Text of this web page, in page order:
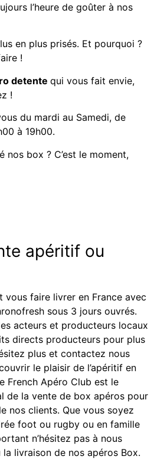
l’heure de goûter à nos
en plus prisés. Et pourquoi ?
!
detente qui vous fait envie,
!
du mardi au Samedi, de
à 19h00.
nos box ? C’est le moment,
apéritif ou
vous faire livrer en France avec
sous 3 jours ouvrés.
acteurs et producteurs locaux
directs producteurs pour plus
plus et contactez nous
le plaisir de l’apéritif en
French Apéro Club est le
de la vente de box apéros pour
nos clients. Que vous soyez
foot ou rugby ou en famille
n’hésitez pas à nous
livraison de nos apéros Box.